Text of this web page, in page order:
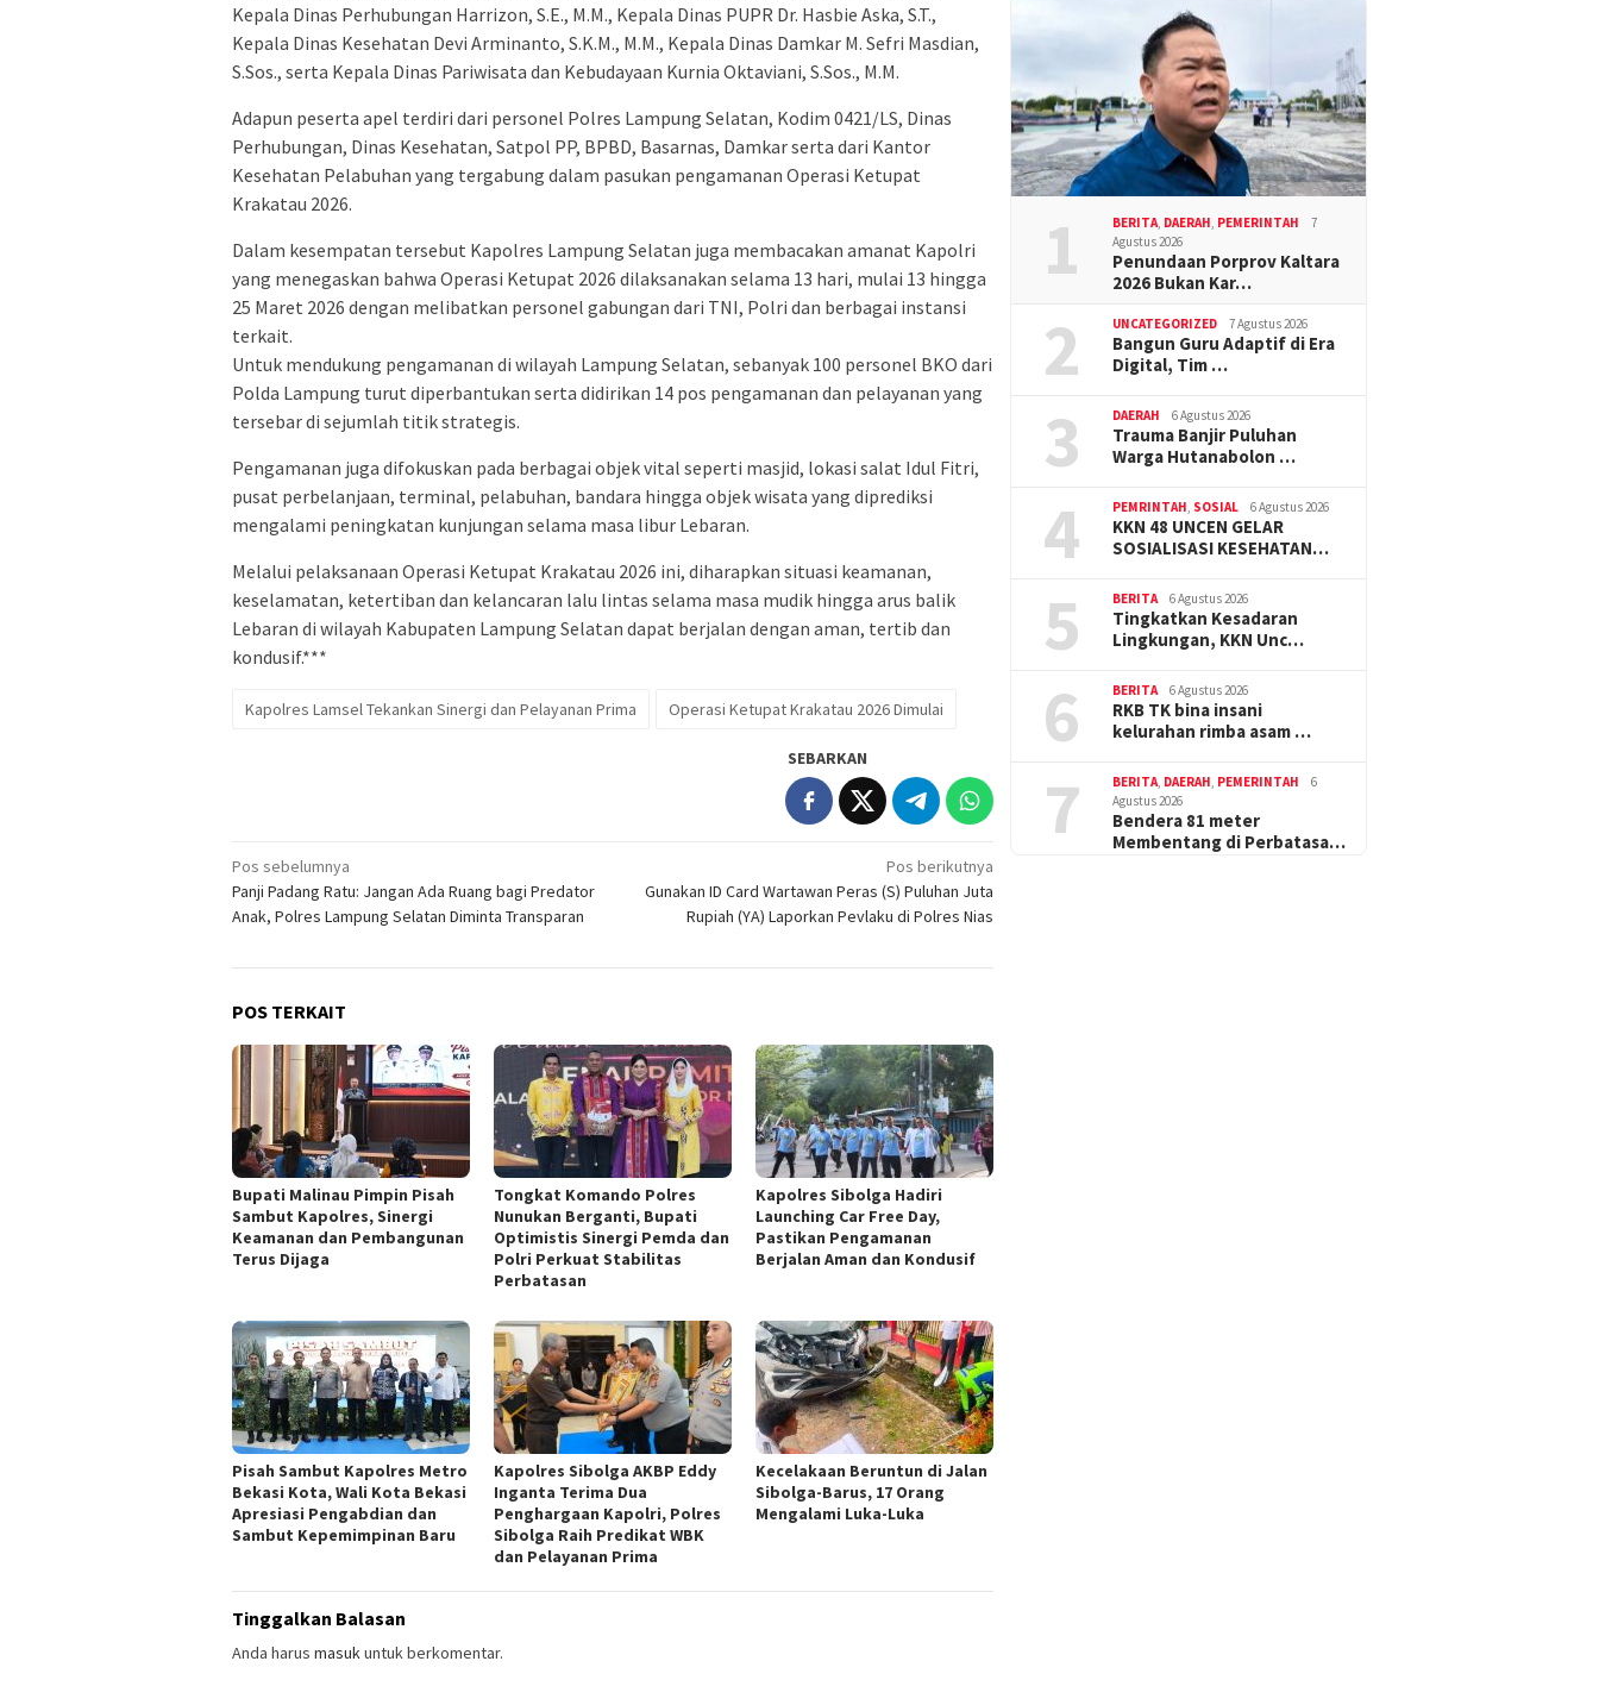
Kepala Dinas Perhubungan Harrizon, S.E., M.M., Kepala Dinas PUPR Dr. Hasbie Aska, S.T.,
Kepala Dinas Kesehatan Devi Arminanto, S.K.M., M.M., Kepala Dinas Damkar M. Sefri Masdian,
S.Sos., serta Kepala Dinas Pariwisata dan Kebudayaan Kurnia Oktaviani, S.Sos., M.M.
Adapun peserta apel terdiri dari personel Polres Lampung Selatan, Kodim 0421/LS, Dinas
Perhubungan, Dinas Kesehatan, Satpol PP, BPBD, Basarnas, Damkar serta dari Kantor
Kesehatan Pelabuhan yang tergabung dalam pasukan pengamanan Operasi Ketupat
Krakatau 2026.
Dalam kesempatan tersebut Kapolres Lampung Selatan juga membacakan amanat Kapolri
yang menegaskan bahwa Operasi Ketupat 2026 dilaksanakan selama 13 hari, mulai 13 hingga
25 Maret 2026 dengan melibatkan personel gabungan dari TNI, Polri dan berbagai instansi
terkait.
Untuk mendukung pengamanan di wilayah Lampung Selatan, sebanyak 100 personel BKO dari
Polda Lampung turut diperbantukan serta didirikan 14 pos pengamanan dan pelayanan yang
tersebar di sejumlah titik strategis.
Pengamanan juga difokuskan pada berbagai objek vital seperti masjid, lokasi salat Idul Fitri,
pusat perbelanjaan, terminal, pelabuhan, bandara hingga objek wisata yang diprediksi
mengalami peningkatan kunjungan selama masa libur Lebaran.
Melalui pelaksanaan Operasi Ketupat Krakatau 2026 ini, diharapkan situasi keamanan,
keselamatan, ketertiban dan kelancaran lalu lintas selama masa mudik hingga arus balik
Lebaran di wilayah Kabupaten Lampung Selatan dapat berjalan dengan aman, tertib dan
kondusif.***
Kapolres Lamsel Tekankan Sinergi dan Pelayanan Prima Operasi Ketupat Krakatau 2026 Dimulai
SEBARKAN
Navigasi
pos
Pos sebelumnya
Panji Padang Ratu: Jangan Ada Ruang bagi Predator
Anak, Polres Lampung Selatan Diminta Transparan
Pos berikutnya
Gunakan ID Card Wartawan Peras (S) Puluhan Juta
Rupiah (YA) Laporkan Pevlaku di Polres Nias
POS TERKAIT
Bupati Malinau Pimpin Pisah
Sambut Kapolres, Sinergi
Keamanan dan Pembangunan
Terus Dijaga
Tongkat Komando Polres
Nunukan Berganti, Bupati
Optimistis Sinergi Pemda dan
Polri Perkuat Stabilitas
Perbatasan
Kapolres Sibolga Hadiri
Launching Car Free Day,
Pastikan Pengamanan
Berjalan Aman dan Kondusif
Pisah Sambut Kapolres Metro
Bekasi Kota, Wali Kota Bekasi
Apresiasi Pengabdian dan
Sambut Kepemimpinan Baru
Kapolres Sibolga AKBP Eddy
Inganta Terima Dua
Penghargaan Kapolri, Polres
Sibolga Raih Predikat WBK
dan Pelayanan Prima
Kecelakaan Beruntun di Jalan
Sibolga-Barus, 17 Orang
Mengalami Luka-Luka
Tinggalkan Balasan
Anda harus masukuntuk berkomentar.
1 BERITA, DAERAH, PEMERINTAH
7
Agustus 2026
Penundaan Porprov Kaltara
2026 Bukan Kar…
2 UNCATEGORIZED 7 Agustus 2026
Bangun Guru Adaptif di Era
Digital, Tim …
3 DAERAH 6 Agustus 2026
Trauma Banjir Puluhan
Warga Hutanabolon …
4 PEMRINTAH, SOSIAL 6 Agustus 2026
KKN 48 UNCEN GELAR
SOSIALISASI KESEHATAN…
5 BERITA 6 Agustus 2026
Tingkatkan Kesadaran
Lingkungan, KKN Unc…
6 BERITA 6 Agustus 2026
RKB TK bina insani
kelurahan rimba asam …
7 BERITA, DAERAH, PEMERINTAH
6
Agustus 2026
Bendera 81 meter
Membentang di Perbatasa…